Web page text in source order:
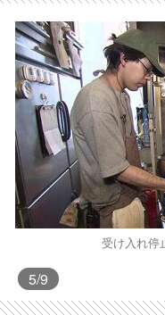
受け入れ停
5/9